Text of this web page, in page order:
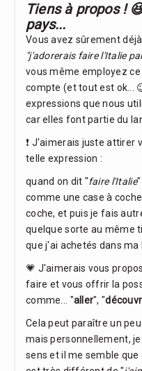
Tiens à propos !
pays...
Vous avez sûrement
"j'adorerais faire l'Italie
vous même employez
compte (et tout est ok...
expressions que nous
car elles font partie du
❗ J'aimerais juste
telle expression :
quand on dit "faire l'Italie
comme une case à
coche, et puis je fais
quelque sorte au même
que j'ai achetés dans ma
💗 J'aimerais vous
faire et vous offrir la
comme... "aller", "
Cela peut paraître un
mais personnellement,
sens et il me semble que